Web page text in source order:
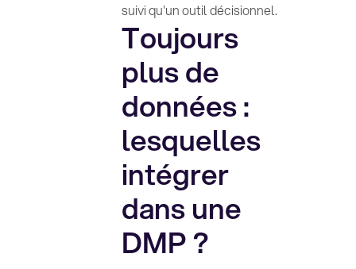
suivi qu'un outil décisionnel.
Toujours
plus de
données :
lesquelles
intégrer
dans une
DMP ?